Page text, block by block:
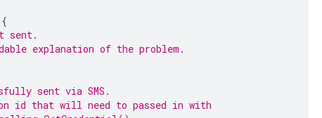
{
sent.
explanation of the problem.
sent via SMS.
id that will need to passed in with